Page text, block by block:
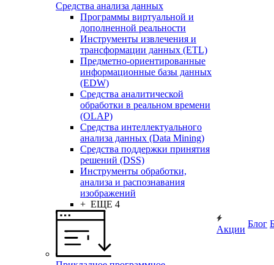
Средства анализа данных
Программы виртуальной и
дополненной реальности
Инструменты извлечения и
трансформации данных (ETL)
Предметно-ориентированные
информационные базы данных
(EDW)
Средства аналитической
обработки в реальном времени
(OLAP)
Средства интеллектуального
анализа данных (Data Mining)
Средства поддержки принятия
решений (DSS)
Инструменты обработки,
анализа и распознавания
изображений
+ ЕЩЕ 4
Акции
Блог